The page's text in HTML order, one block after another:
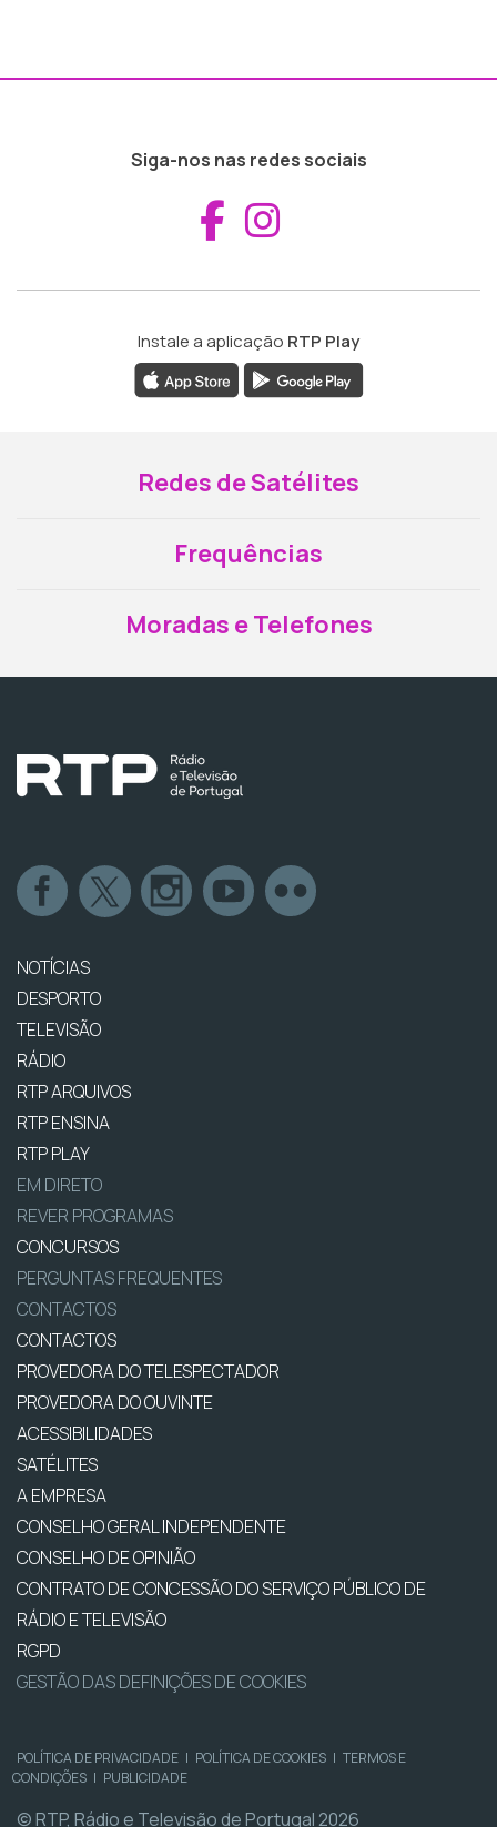
Siga-nos nas redes sociais
Aceder ao
Instale a aplicação RTP Play
Redes de Satélites
Frequências
Moradas e Telefones
NOTÍCIAS
DESPORTO
TELEVISÃO
RÁDIO
RTP ARQUIVOS
RTP ENSINA
RTP PLAY
EM DIRETO
REVER PROGRAMAS
CONCURSOS
PERGUNTAS FREQUENTES
CONTACTOS
CONTACTOS
PROVEDORA DO TELESPECTADOR
PROVEDORA DO OUVINTE
ACESSIBILIDADES
SATÉLITES
A EMPRESA
CONSELHO GERAL INDEPENDENTE
CONSELHO DE OPINIÃO
CONTRATO DE CONCESSÃO DO SERVIÇO PÚBLICO DE
RÁDIO E TELEVISÃO
RGPD
GESTÃO DAS DEFINIÇÕES DE COOKIES
POLÍTICA DE PRIVACIDADE | POLÍTICA DE COOKIES | TERMOS E
CONDIÇÕES | PUBLICIDADE
© RTP, Rádio e Televisão de Portugal 2026